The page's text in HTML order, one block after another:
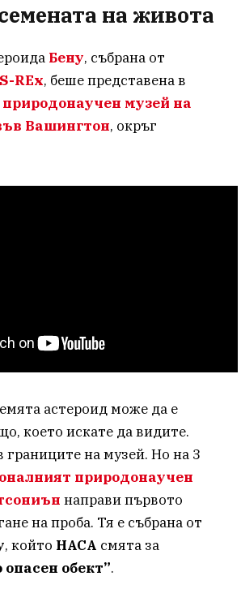
на живота
Бену, събрана от
REx, беше представена в
музей на
Вашингтон, окръг
астероид може да е
което искате да видите.
границите на музей. Но на 3
природонаучен
направи първото
на проба. Тя е събрана от
, който НАСА смята за
обект”.